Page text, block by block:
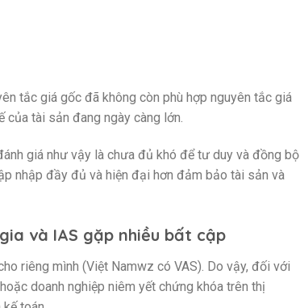
tắc giá gốc đã không còn phù hợp nguyên tắc giá
tài sản đang ngày càng lớn.
giá như vậy là chưa đủ khó để tư duy và đồng bộ
nhập đầy đủ và hiện đại hơn đảm bảo tài sản và
và IAS gặp nhiều bất cập
riêng mình (Việt Namwz có VAS). Do vậy, đối với
doanh nghiệp niêm yết chứng khóa trên thị